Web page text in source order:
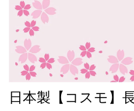
日本製【コスモ】